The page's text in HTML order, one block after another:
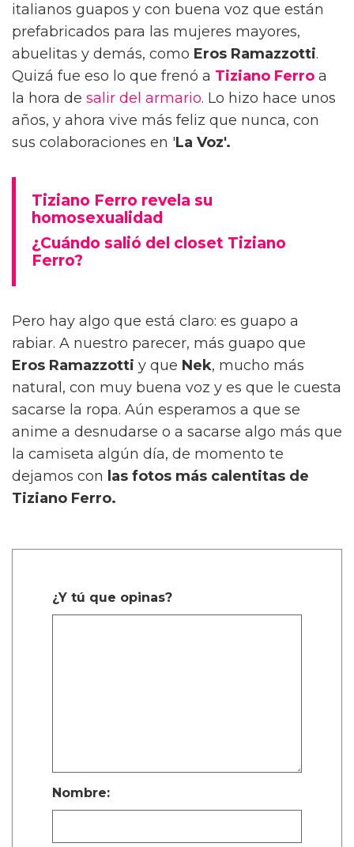
italianos guapos y con buena voz que están
prefabricados para las mujeres mayores,
abuelitas y demás, como Eros Ramazzotti.
Quizá fue eso lo que frenó a Tiziano Ferro a
la hora de salir del armario. Lo hizo hace unos
años, y ahora vive más feliz que nunca, con
sus colaboraciones en 'La Voz'.
Tiziano Ferro revela su
homosexualidad
¿Cuándo salió del closet Tiziano
Ferro?
Pero hay algo que está claro: es guapo a
rabiar. A nuestro parecer, más guapo que
Eros Ramazzotti y que Nek, mucho más
natural, con muy buena voz y es que le cuesta
sacarse la ropa. Aún esperamos a que se
anime a desnudarse o a sacarse algo más que
la camiseta algún día, de momento te
dejamos con las fotos más calentitas de
Tiziano Ferro.
¿Y tú que opinas?
Nombre: